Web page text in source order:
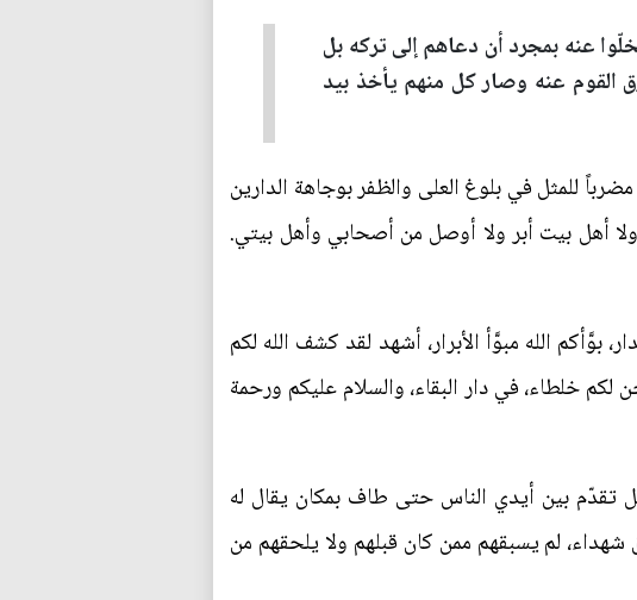
عنه بمجرد أن دعاهم إلى تركه بل
القوم عنه وصار كل منهم يأخذ بيد
للمثل في بلوغ العلى والظفر بوجاهة الدارين
أهل بيت أبر ولا أوصل من أصحابي وأهل بيتي.
بوَّأكم الله مبوَّأ الأبرار، أشهد لقد كشف الله لكم
لكم خلطاء، في دار البقاء، والسلام عليكم ورحمة
تقدّم بين أيدي الناس حتى طاف بمكان يقال له
لم يسبقهم ممن كان قبلهم ولا يلحقهم من